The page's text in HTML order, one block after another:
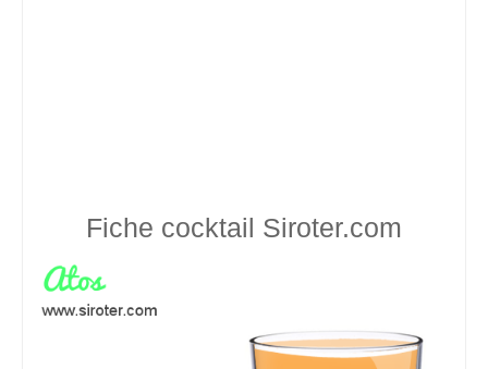
Fiche cocktail Siroter.com